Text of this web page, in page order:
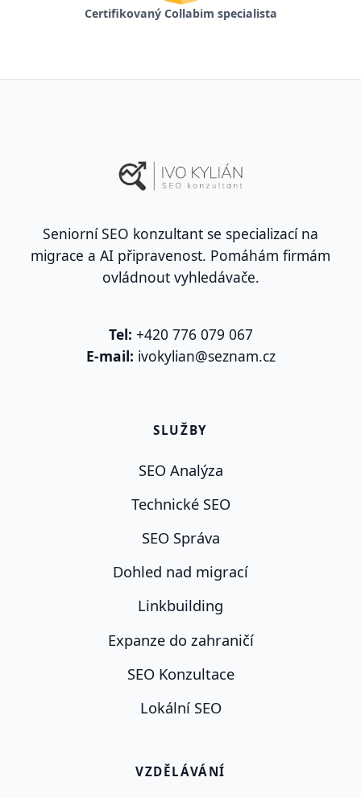
Certifikovaný Collabim specialista
Seniorní SEO konzultant se specializací na
migrace a AI připravenost. Pomáhám firmám
ovládnout vyhledávače.
Tel: +420 776 079 067
E-mail: ivokylian@seznam.cz
SLUŽBY
SEO Analýza
Technické SEO
SEO Správa
Dohled nad migrací
Linkbuilding
Expanze do zahraničí
SEO Konzultace
Lokální SEO
VZDĚLÁVÁNÍ